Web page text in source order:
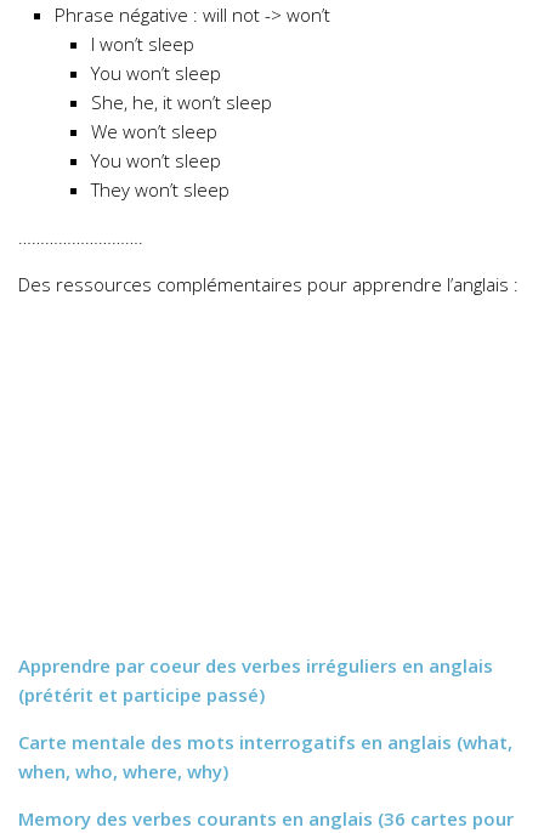
Phrase négative : will not -> won’t
I won’t sleep
You won’t sleep
She, he, it won’t sleep
We won’t sleep
You won’t sleep
They won’t sleep
……………………….
Des ressources complémentaires pour apprendre l’anglais :
Apprendre par coeur des verbes irréguliers en anglais
(prétérit et participe passé)
Carte mentale des mots interrogatifs en anglais (what,
when, who, where, why)
Memory des verbes courants en anglais (36 cartes pour